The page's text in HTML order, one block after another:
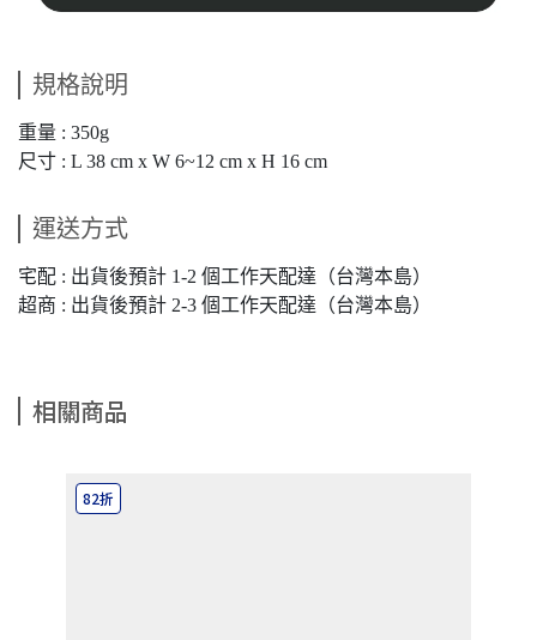
規格說明
重量 : 350g
尺寸 : L 38 cm x W 6~12 cm x H 16 cm
運送方式
宅配 : 出貨後預計 1-2 個工作天配達（台灣本島）
超商 : 出貨後預計 2-3 個工作天配達（台灣本島）
相關商品
82折